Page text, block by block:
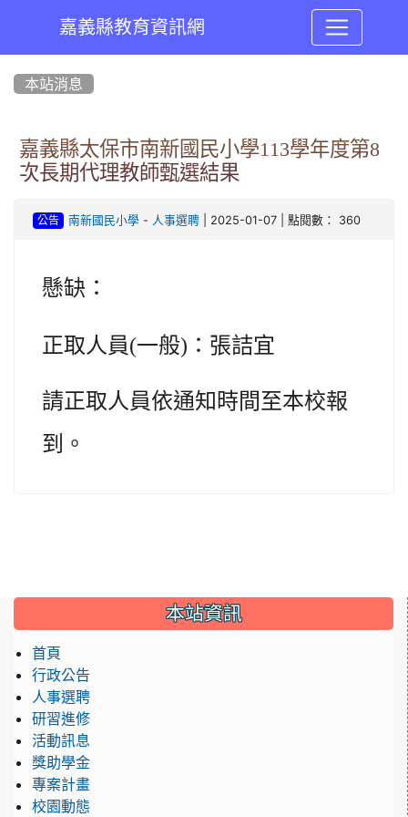
嘉義縣教育資訊網
本站消息
嘉義縣太保市南新國民小學113學年度第8
次長期代理教師甄選結果
公告 南新國民小學- 人事選聘| 2025-01-07 | 點閱數： 360
懸缺：
正取人員(一般)：張詰宜
請正取人員依通知時間至本校報
到。
::: 本站資訊
首頁
行政公告
人事選聘
研習進修
活動訊息
獎助學金
專案計畫
校園動態